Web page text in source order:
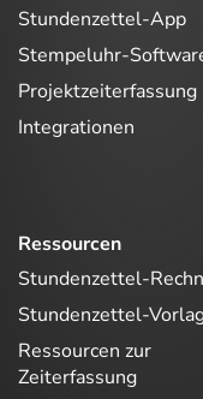
Stundenzettel-App
Stempeluhr-
Projektzeiterfassung
Integrationen
Ressourcen
Stundenzettel-
Stundenzettel-
Ressourcen zur
Zeiterfassung